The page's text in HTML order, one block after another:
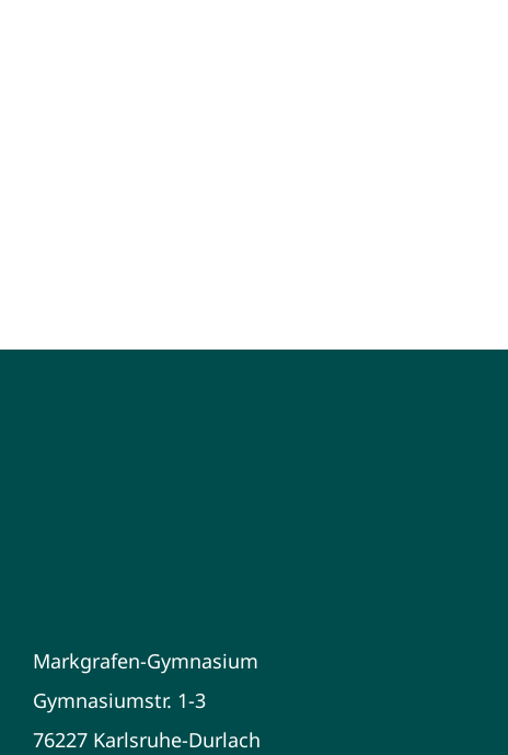
Markgrafen-Gymnasium
Gymnasiumstr. 1-3
76227 Karlsruhe-Durlach